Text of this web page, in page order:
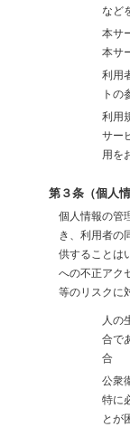
など
本サ
本サ
利用
トの
利用
サー
用を
第３条（個人
個人情報の管
き、利用者の
供することは
への不正アク
等のリスクに
人の
合で
合
公衆
特に
とが